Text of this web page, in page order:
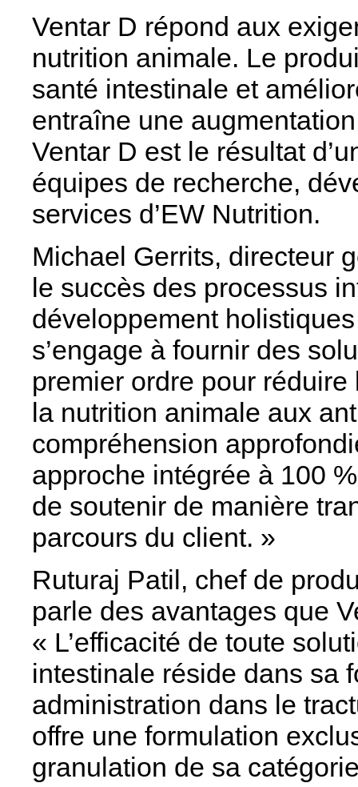
Ventar D répond aux
nutrition animale. Le
santé intestinale et
entraîne une
Ventar D est le résultat
équipes de recherche,
services d’EW Nutrition.
Michael Gerrits, directeur
le succès des processus
développement
s’engage à fournir des
premier ordre pour
la nutrition animale aux
compréhension
approche intégrée à 100
de soutenir de manière
parcours du client. »
Ruturaj Patil, chef de
parle des avantages que
« L’efficacité de toute
intestinale réside dans sa
administration dans le
offre une formulation
granulation de sa